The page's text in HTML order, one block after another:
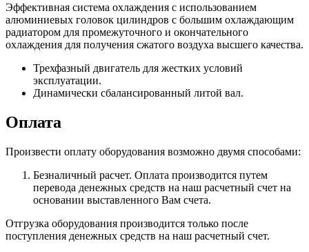
Эффективная система охлаждения с использованием
алюминиевых головок цилиндров с большим охлаждающим
радиатором для промежуточного и окончательного
охлаждения для получения сжатого воздуха высшего качества.
Трехфазный двигатель для жестких условий
эксплуатации.
Динамически сбалансированный литой вал.
Оплата
Произвести оплату оборудования возможно двумя способами:
Безналичный расчет. Оплата производится путем
перевода денежных средств на наш расчетный счет на
основании выставленного Вам счета.
Отгрузка оборудования производится только после
поступления денежных средств на наш расчетный счет.